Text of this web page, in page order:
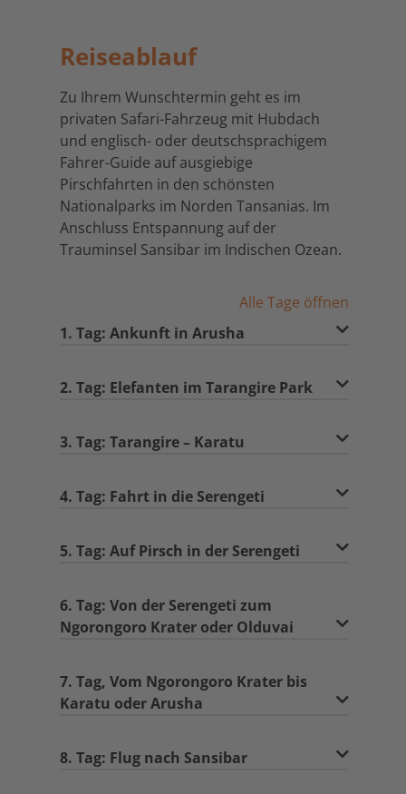
Reiseablauf
Zu Ihrem Wunschtermin geht es im
privaten Safari-Fahrzeug mit Hubdach
und englisch- oder deutschsprachigem
Fahrer-Guide auf ausgiebige
Pirschfahrten in den schönsten
Nationalparks im Norden Tansanias. Im
Anschluss Entspannung auf der
Trauminsel Sansibar im Indischen Ozean.
Alle Tage öffnen
1. Tag: Ankunft in Arusha
2. Tag: Elefanten im Tarangire Park
3. Tag: Tarangire – Karatu
4. Tag: Fahrt in die Serengeti
5. Tag: Auf Pirsch in der Serengeti
6. Tag: Von der Serengeti zum
Ngorongoro Krater oder Olduvai
7. Tag, Vom Ngorongoro Krater bis
Karatu oder Arusha
8. Tag: Flug nach Sansibar